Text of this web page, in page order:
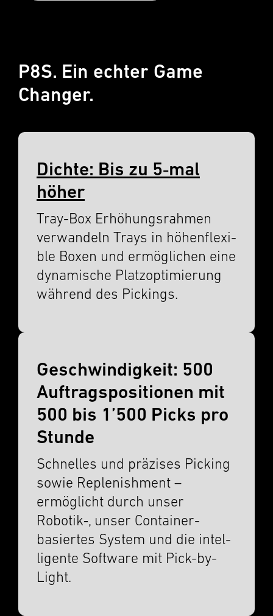
P8S. Ein echter Game
Changer.
Dichte: Bis zu 5‑mal
höher
Tray-Box Erhöhungsrah­men
verwan­deln Trays in höhen­flex­i­
ble Boxen und ermöglichen eine
dynamis­che Platzop­ti­mierung
während des Pickings.
Geschwindigkeit: 500
Auftragspositionen mit
500 bis 1’500 Picks pro
Stunde
Schnelles und präzises Picking
sowie Replen­ish­ment –
ermöglicht durch unser
Robotik‑, unser Container-
basiertes System und die intel­
li­gente Software mit Pick-by-
Light.